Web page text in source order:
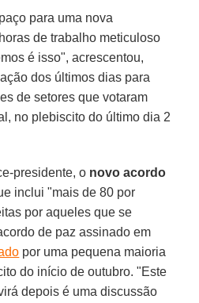
para uma nova
de trabalho meticuloso
é isso", acrescentou,
dos últimos dias para
de setores que votaram
no plebiscito do último dia 2
presidente, o novo acordo
inclui "mais de 80 por
por aqueles que se
de paz assinado em
por uma pequena maioria
do início de outubro. "Este
depois é uma discussão